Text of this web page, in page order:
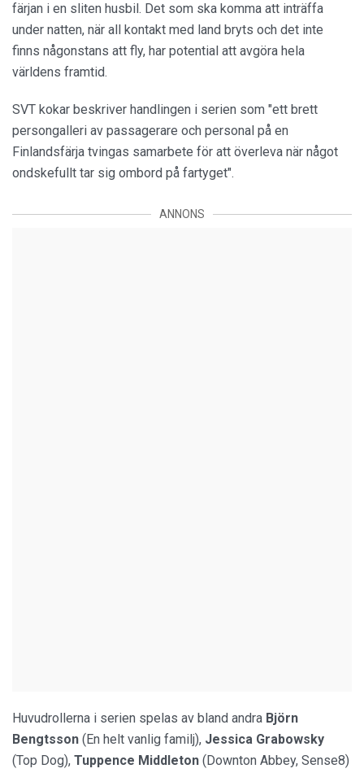
färjan i en sliten husbil. Det som ska komma att inträffa
under natten, när all kontakt med land bryts och det inte
finns någonstans att fly, har potential att avgöra hela
världens framtid.
SVT kokar beskriver handlingen i serien som "ett brett
persongalleri av passagerare och personal på en
Finlandsfärja tvingas samarbete för att överleva när något
ondskefullt tar sig ombord på fartyget".
ANNONS
Huvudrollerna i serien spelas av bland andra Björn
Bengtsson (En helt vanlig familj), Jessica Grabowsky
(Top Dog), Tuppence Middleton (Downton Abbey, Sense8)